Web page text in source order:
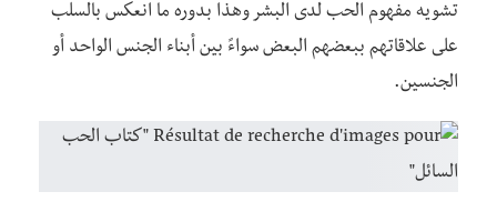
تشويه مفهوم الحب لدى البشر وهذا بدوره ما انعكس بالسلب
على علاقاتهم ببعضهم البعض سواءً بين أبناء الجنس الواحد أو
الجنسين.